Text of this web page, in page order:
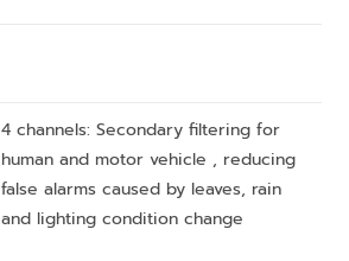
4 channels: Secondary filtering for
human and motor vehicle , reducing
false alarms caused by leaves, rain
and lighting condition change